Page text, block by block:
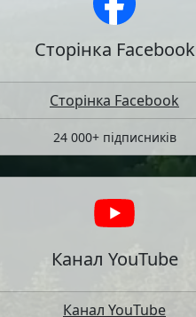
Сторінка Facebook
Сторінка Facebook
24 000+ підписників
Канал YouTube
Канал YouTube